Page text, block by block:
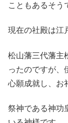
こともあるそう
現在の社殿は江
松山藩三代藩主
ったのですが、
心願成就し、お
祭神である神功